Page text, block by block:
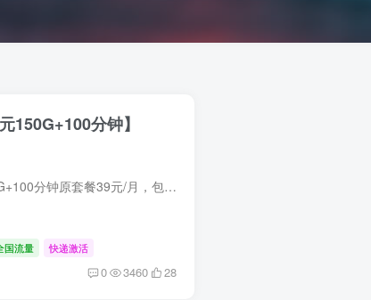
150G+100分钟】
产品套餐：29元150G+100分钟原套餐39元/月，包含20G通用流量+联通2T云盘尊享会员套外资费:流量超出5元/G，通话超出0.15元/分钟，短信0.1元/条优惠详情激活当月充值100元享受优惠，不充值无法享...
国流量 快递激活
0 3460 28